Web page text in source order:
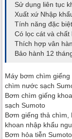
Sử dụng liên tục
Xuất xứ Nhập
Tính năng đặc
Có lọc cát và
Thích hợp vân
Bảo hành 12
Máy bơm chìm
chìm nước sạch
Bơm chìm giếng
sạch Sumoto
Bơm giếng thả chìm,
khoan nhập khẩu
Bơm hỏa tiễn